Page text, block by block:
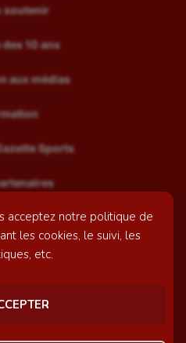
acceptez notre politique de
les cookies, le suivi, les
etc.
soutenir
des 10 ans
aux médias
Sports
légales